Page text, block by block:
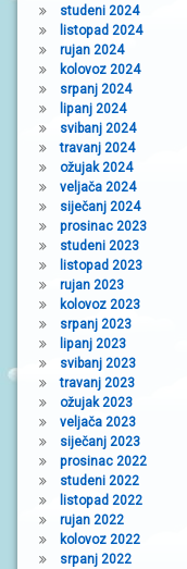
studeni 2024
listopad 2024
rujan 2024
kolovoz 2024
srpanj 2024
lipanj 2024
svibanj 2024
travanj 2024
ožujak 2024
veljača 2024
siječanj 2024
prosinac 2023
studeni 2023
listopad 2023
rujan 2023
kolovoz 2023
srpanj 2023
lipanj 2023
svibanj 2023
travanj 2023
ožujak 2023
veljača 2023
siječanj 2023
prosinac 2022
studeni 2022
listopad 2022
rujan 2022
kolovoz 2022
srpanj 2022